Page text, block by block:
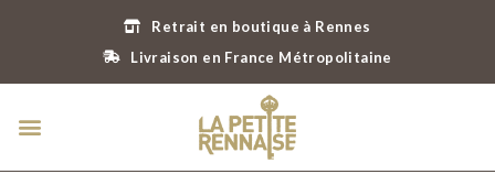
Retrait en boutique à Rennes
Livraison en France Métropolitaine